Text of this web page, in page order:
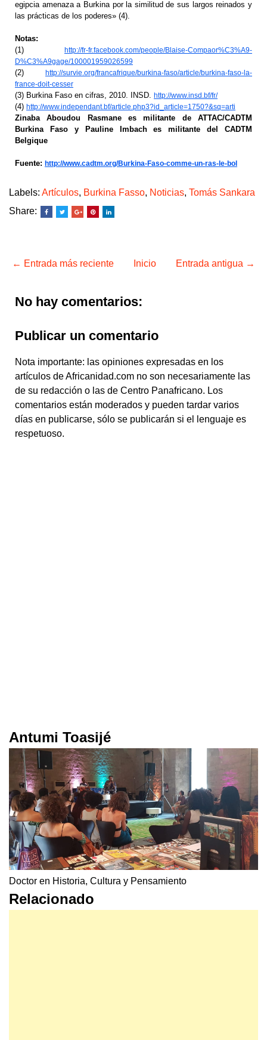
egipcia amenaza a Burkina por la similitud de sus largos reinados y
las prácticas de los poderes» (4).
Notas:
(1)
http://fr-fr.facebook.com/people/Blaise-Compaor%C3%A9-
D%C3%A9gage/100001959026599
(2)
http://survie.org/francafrique/burkina-faso/article/burkina-faso-la-
france-doit-cesser
(3) Burkina Faso en cifras, 2010. INSD. http://www.insd.bf/fr/
(4) http://www.independant.bf/article.php3?id_article=1750?&sq=arti
Zinaba Aboudou Rasmane es militante de ATTAC/CADTM
Burkina Faso y Pauline Imbach es militante del CADTM
Belgique
Fuente: http://www.cadtm.org/Burkina-Faso-comme-un-ras-le-bol
Labels: Artículos, Burkina Fasso, Noticias, Tomás Sankara
Share:
← Entrada más reciente Entrada antigua →
Inicio
No hay comentarios:
Publicar un comentario
Nota importante: las opiniones expresadas en los
artículos de Africanidad.com no son necesariamente las
de su redacción o las de Centro Panafricano. Los
comentarios están moderados y pueden tardar varios
días en publicarse, sólo se publicarán si el lenguaje es
respetuoso.
Antumi Toasijé
Doctor en Historia, Cultura y Pensamiento
Relacionado